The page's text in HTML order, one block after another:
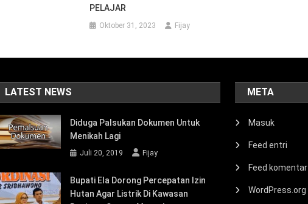
PELAJAR
Oktober 31, 2023 Fijay
LATEST NEWS
Diduga Palsukan Dokumen Untuk
Menikah Lagi
Juli 20, 2019 Fijay
Bupati Ela Dorong Percepatan Izin
Hutan Agar Listrik Di Kawasan
META
Masuk
Feed entri
Feed komentar
WordPress.org